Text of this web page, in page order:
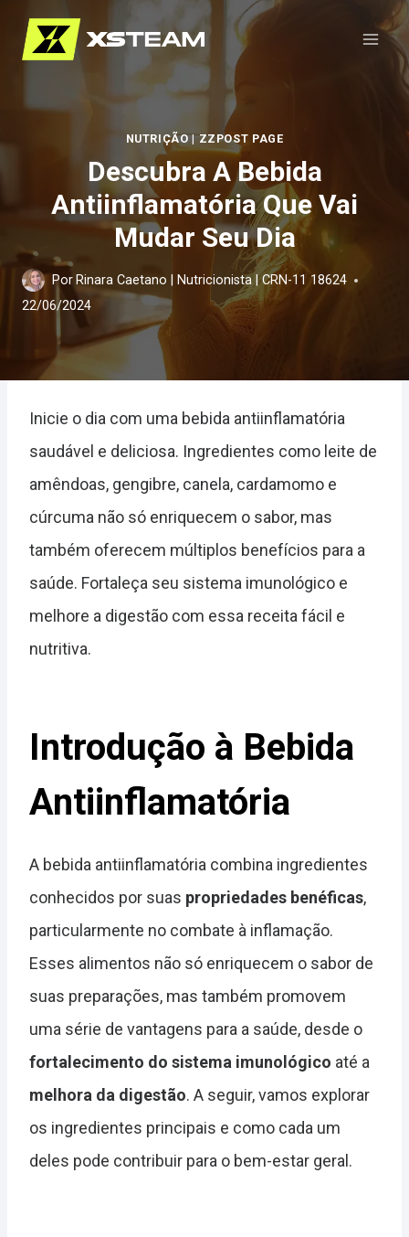
Pular
para
Conteúdo
NUTRIÇÃO|ZZPOST PAGE
Descubra A Bebida
Antiinflamatória Que Vai
Mudar Seu Dia
Por Rinara Caetano | Nutricionista | CRN-11 18624
22/06/2024
Inicie o dia com uma bebida antiinflamatória
saudável e deliciosa. Ingredientes como leite de
amêndoas, gengibre, canela, cardamomo e
cúrcuma não só enriquecem o sabor, mas
também oferecem múltiplos benefícios para a
saúde. Fortaleça seu sistema imunológico e
melhore a digestão com essa receita fácil e
nutritiva.
Introdução à Bebida
Antiinflamatória
A bebida antiinflamatória combina ingredientes
conhecidos por suas propriedades benéficas,
particularmente no combate à inflamação.
Esses alimentos não só enriquecem o sabor de
suas preparações, mas também promovem
uma série de vantagens para a saúde, desde o
fortalecimento do sistema imunológico até a
melhora da digestão. A seguir, vamos explorar
os ingredientes principais e como cada um
deles pode contribuir para o bem-estar geral.